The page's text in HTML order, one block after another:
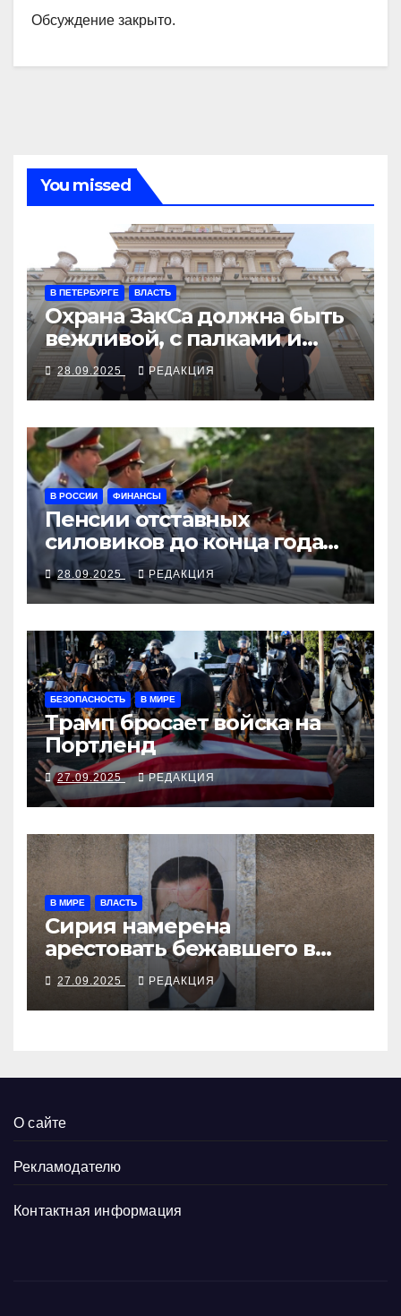
Обсуждение закрыто.
You missed
В ПЕТЕРБУРГЕ ВЛАСТЬ
Охрана ЗакСа должна быть
вежливой, с палками и
наручниками
28.09.2025 РЕДАКЦИЯ
В РОССИИ ФИНАНСЫ
Пенсии отставных
силовиков до конца года
повысятся вместе с
окладами действующих
28.09.2025 РЕДАКЦИЯ
БЕЗОПАСНОСТЬ В МИРЕ
Трамп бросает войска на
Портленд
27.09.2025 РЕДАКЦИЯ
В МИРЕ ВЛАСТЬ
Сирия намерена
арестовать бежавшего в
Москву экс-диктатора
27.09.2025 РЕДАКЦИЯ
О сайте
Рекламодателю
Контактная информация